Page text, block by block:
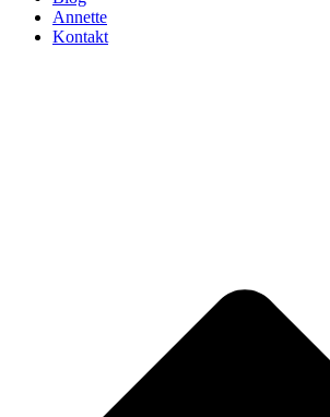
Annette
Kontakt